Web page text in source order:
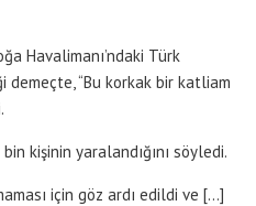
Havalimanı’ndaki Türk
“Bu korkak bir katliam
kişinin yaralandığını söyledi.
için göz ardı edildi ve […]